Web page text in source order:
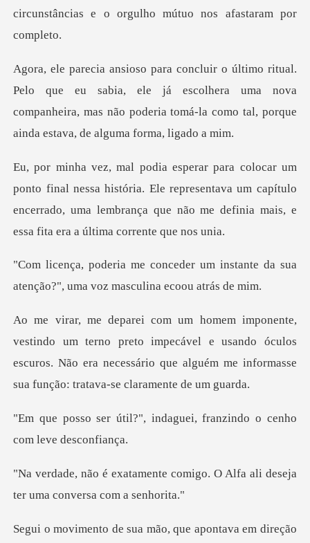
circunstânc
eu sabia, ele já escolhera uma nova
companheira, mas não poderia to
a história. Ele representava um capítulo
encerrado, uma lembrança que
um instante da sua
atenção?", uma
preto impecável e usando óculos
escuros. Não era necessário que al
indaguei, franzindo o ce
comigo. O Alfa ali deseja
ter